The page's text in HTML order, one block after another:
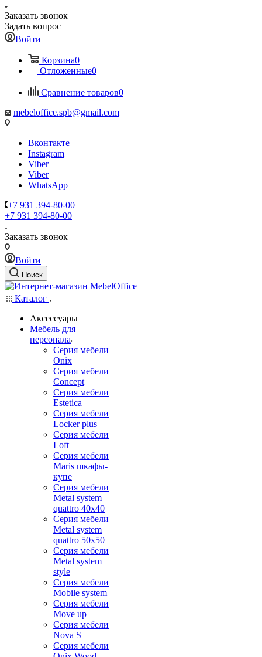
Заказать звонок
Задать вопрос
Войти
Корзина0
Отложенные0
Сравнение товаров0
mebeloffice.spb@gmail.com
Вконтакте
Instagram
Viber
Viber
WhatsApp
+7 931 394-80-00
+7 931 394-80-00
Заказать звонок
Войти
Поиск
Каталог
Аксессуары
Мебель для
персонала
Серия мебели
Onix
Серия мебели
Concept
Серия мебели
Estetica
Серия мебели
Locker plus
Серия мебели
Loft
Серия мебели
Maris шкафы-
купе
Серия мебели
Metal system
quattro 40x40
Серия мебели
Metal system
quattro 50x50
Серия мебели
Metal system
style
Серия мебели
Mobile system
Серия мебели
Move up
Серия мебели
Nova S
Серия мебели